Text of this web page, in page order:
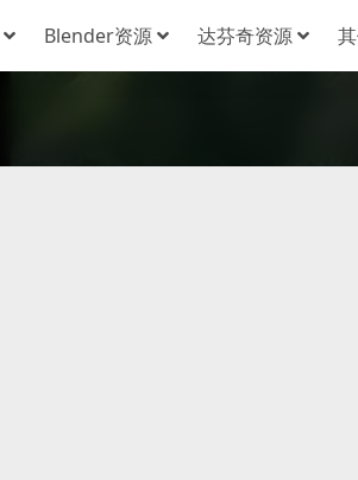
Blender资源 达芬奇资源